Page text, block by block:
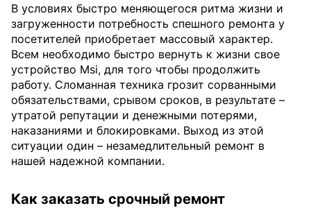
В условиях быстро меняющегося ритма жизни и
загруженности потребность спешного ремонта у
посетителей приобретает массовый характер.
Всем необходимо быстро вернуть к жизни свое
устройство Msi, для того чтобы продолжить
работу. Сломанная техника грозит сорванными
обязательствами, срывом сроков, в результате –
утратой репутации и денежными потерями,
наказаниями и блокировками. Выход из этой
ситуации один – незамедлительный ремонт в
нашей надежной компании.
Как заказать срочный ремонт